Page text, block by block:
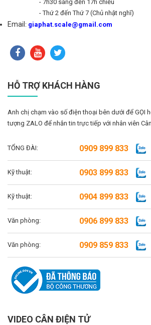
- 7h30 sáng đến 17h chiều
- Thứ 2 đến Thứ 7 (Chủ nhật nghĩ)
Email: giaphat.scale@gmail.com
HỖ TRỢ KHÁCH HÀNG
Anh chị chạm vào số điện thoại bên dưới để GỌI
tượng ZALO để nhắn tin trực tiếp với nhân viên
TỔNG ĐÀI: 0909 899 833
Kỹ thuật: 0903 899 833
Kỹ thuật: 0904 899 833
Văn phòng: 0906 899 833
Văn phòng: 0909 859 833
VIDEO CÂN ĐIỆN TỬ